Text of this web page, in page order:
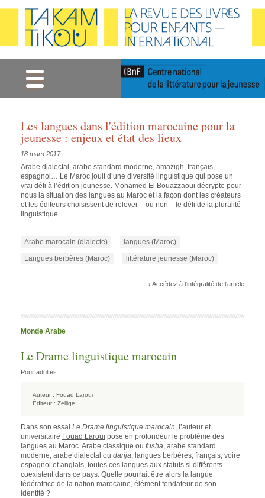
Les langues dans l'édition marocaine pour la
jeunesse : enjeux et état des lieux
18 mars 2017
Arabe dialectal, arabe standard moderne, amazigh, français,
espagnol… Le Maroc jouit d’une diversité linguistique qui pose un
vrai défi à l’édition jeunesse. Mohamed El Bouazzaoui décrypte pour
nous la situation des langues au Maroc et la façon dont les créateurs
et les éditeurs choisissent de relever – ou non – le défi de la pluralité
linguistique.
Arabe marocain (dialecte)
langues (Maroc)
Langues berbères (Maroc)
littérature jeunesse (Maroc)
› Accédez à l'intégralité de l'article
Monde Arabe
Le Drame linguistique marocain
Pour adultes
Auteur : Fouad Laroui
Éditeur : Zellige
Dans son essai Le Drame linguistique marocain , l’auteur et
universitaire Fouad Laroui pose en profondeur le problème des
langues au Maroc. Arabe classique ou fusha , arabe standard
moderne, arabe dialectal ou darija , langues berbères, français, voire
espagnol et anglais, toutes ces langues aux statuts si différents
coexistent dans ce pays. Quelle pourrait être alors la langue
fédératrice de la nation marocaine, élément fondateur de son
identité ?